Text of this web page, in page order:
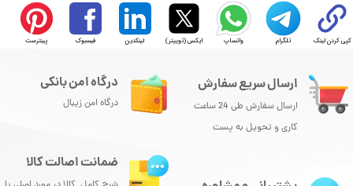
کپی کردن لینک تلگرام واتساپ ایکس (توییتر) لینکدین فیسبوک پینترست
ارسال سریع سفارش
ارسال سفارش طی 24 ساعت
کاری و تحویل به پست
درگاه امن بانکی
درگاه امن زیبال
ضمانت اصالت کالا